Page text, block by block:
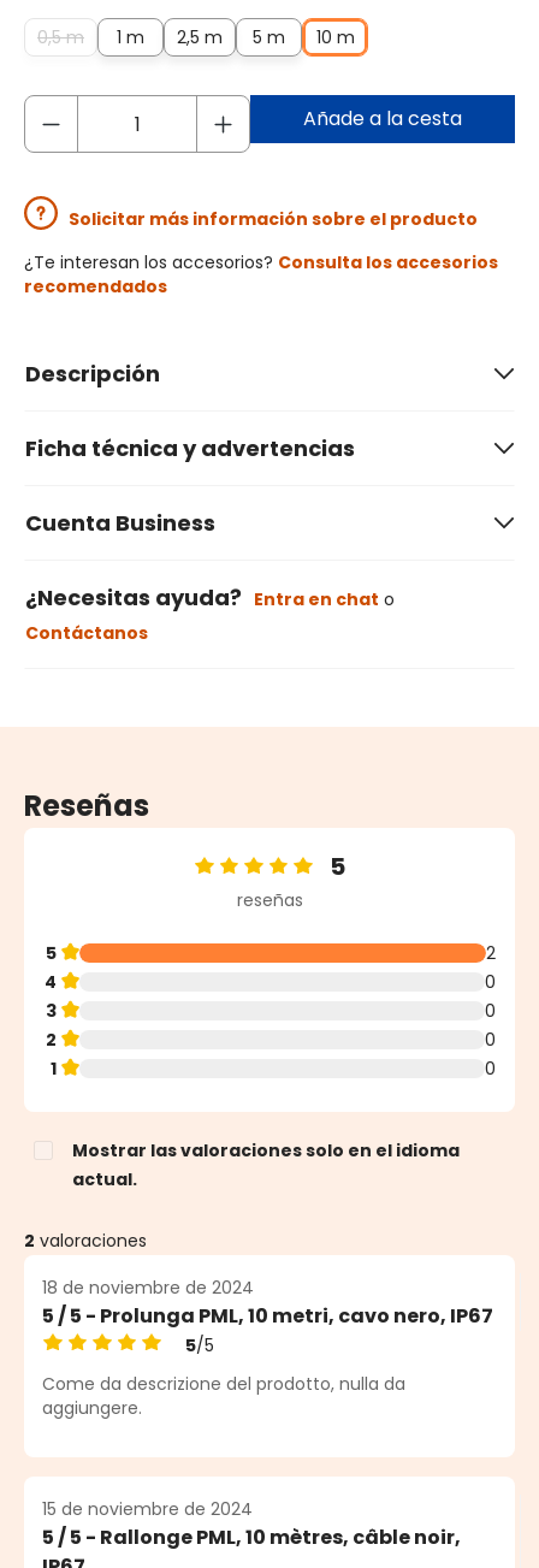
0,5 m 1 m 2,5 m 5 m 10 m
Añade a la cesta
Solicitar más información sobre el producto
¿Te interesan los accesorios? Consulta los accesorios
recomendados
Descripción
Ficha técnica y advertencias
Cuenta Business
¿Necesitas ayuda? Entra en chat o
Contáctanos
Reseñas
Calificación promedio de 5 de 5 estrellas
5
reseñas
5
2
4
0
3
0
2
0
1
0
Mostrar las valoraciones solo en el idioma
actual.
2 valoraciones
18 de noviembre de 2024
5 / 5 - Prolunga PML, 10 metri, cavo nero, IP67
Calificación promedio de 5 de 5 estrellas
5/5
Come da descrizione del prodotto, nulla da
aggiungere.
15 de noviembre de 2024
5 / 5 - Rallonge PML, 10 mètres, câble noir,